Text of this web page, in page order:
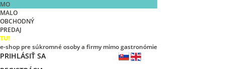
MO
MALO
OBCHODNÝ
PREDAJ
TU!
e-shop pre súkromné osoby a firmy mimo gastronómie
PRIHLÁSIŤ SA